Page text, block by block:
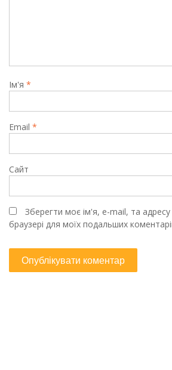
Ім'я *
Email *
Сайт
Зберегти моє ім'я, e-mail, та
браузері для моїх подальших